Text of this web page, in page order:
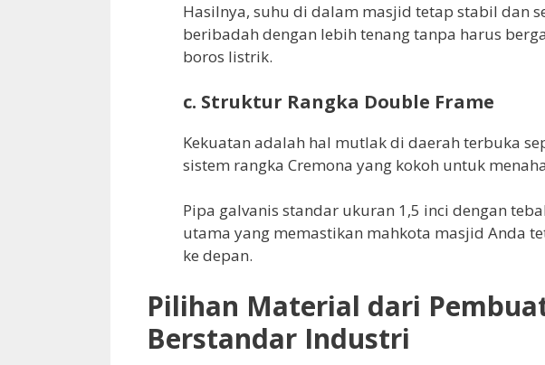
Hasilnya, suhu di dalam masjid tetap stabil dan
beribadah dengan lebih tenang tanpa harus
boros listrik.
c. Struktur Rangka Double Frame
Kekuatan adalah hal mutlak di daerah terbuka
sistem rangka Cremona yang kokoh untuk
Pipa galvanis standar ukuran 1,5 inci dengan
utama yang memastikan mahkota masjid Anda
ke depan.
Pilihan Material dari
Berstandar Industri